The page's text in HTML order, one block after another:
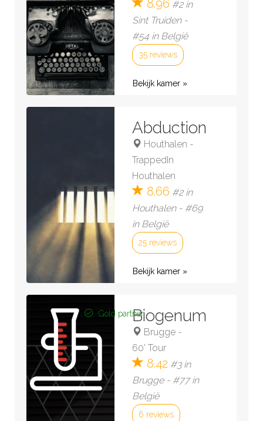
8.96 #2 in
Sint Truiden -
#54 in België
35 reviews
Bekijk kamer »
Abduction
Houthalen -
TrappedIn
Houthalen
8.66 #2 in
Houthalen - #69
in België
25 reviews
Bekijk kamer »
Gold partnerBiogenum
Brugge -
60' Tour
8.42 #3 in
Brugge - #77 in
België
6 reviews